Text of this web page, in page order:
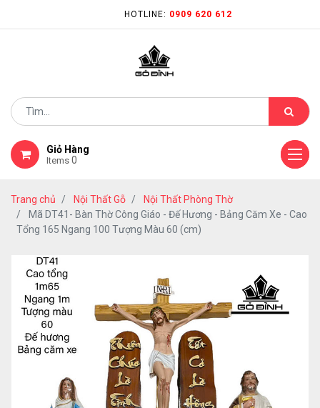
HOTLINE: 0909 620 612
Giỏ Hàng
Items 0
Trang chủ Nội Thất Gỗ
Nội Thất Phòng Thờ
Mã DT41- Bàn Thờ Công Giáo - Đế Hương - Bảng Căm Xe - Cao
Tổng 165 Ngang 100 Tượng Màu 60 (cm)